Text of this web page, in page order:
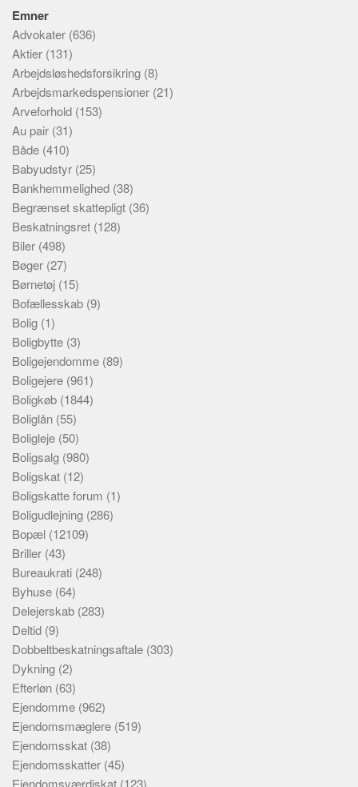
Emner
Advokater (636)
Aktier (131)
Arbejdsløshedsforsikring (8)
Arbejdsmarkedspensioner (21)
Arveforhold (153)
Au pair (31)
Både (410)
Babyudstyr (25)
Bankhemmelighed (38)
Begrænset skattepligt (36)
Beskatningsret (128)
Biler (498)
Bøger (27)
Børnetøj (15)
Bofællesskab (9)
Bolig (1)
Boligbytte (3)
Boligejendomme (89)
Boligejere (961)
Boligkøb (1844)
Boliglån (55)
Boligleje (50)
Boligsalg (980)
Boligskat (12)
Boligskatte forum (1)
Boligudlejning (286)
Bopæl (12109)
Briller (43)
Bureaukrati (248)
Byhuse (64)
Delejerskab (283)
Deltid (9)
Dobbeltbeskatningsaftale (303)
Dykning (2)
Efterløn (63)
Ejendomme (962)
Ejendomsmæglere (519)
Ejendomsskat (38)
Ejendomsskatter (45)
Ejendomsværdiskat (123)